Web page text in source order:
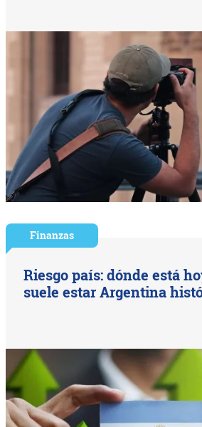
Finanzas
Riesgo país: dónde está
suele estar Argentina